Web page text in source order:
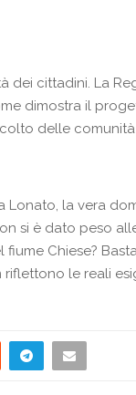
dei cittadini. La
dimostra il
delle comunità
la vera
si è dato peso
Chiese?
le reali